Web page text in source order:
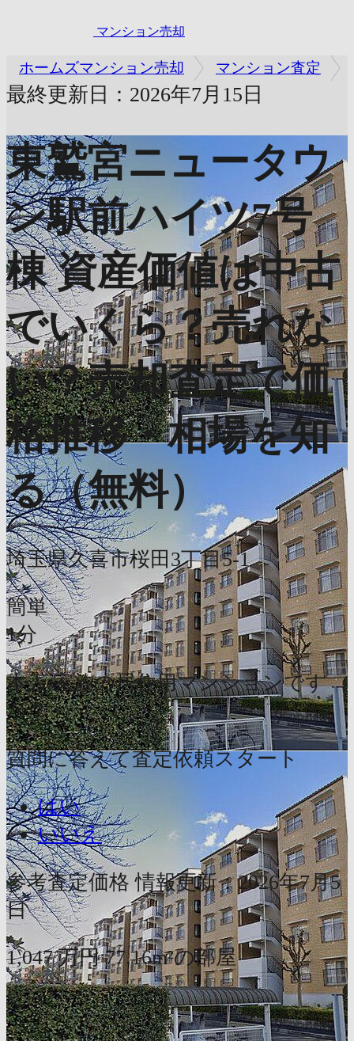
マンション売却
ホームズマンション売却 マンション査定
最終更新日：2026年7月15日
東鷲宮ニュータウ
ン駅前ハイツ7号
棟 資産価値は中古
でいくら？売れな
い？売却査定で価
格推移・相場を知
る（無料）
埼玉県久喜市桜田3丁目5-1
簡単
1分
本人/家族の居住用マンションです
か？
質問に答えて査定依頼スタート
はい
いいえ
参考査定価格 情報更新：2026年7月5
日
1,047 万円 77.16m²の部屋
〜